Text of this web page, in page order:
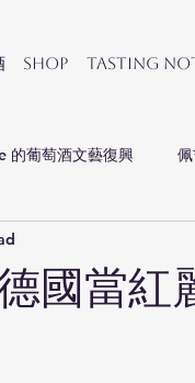
SHOP Tasting
的葡萄酒文藝復興
國當紅